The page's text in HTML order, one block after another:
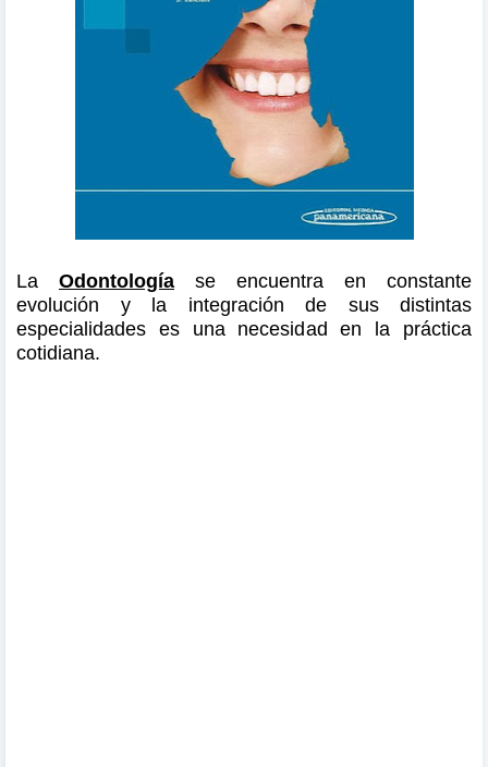
La Odontología se encuentra en constante
evolución y la integración de sus distintas
especialidades es una necesidad en la práctica
cotidiana.